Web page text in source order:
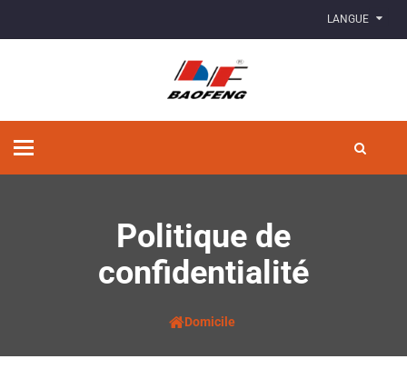
LANGUE
Basculer
Politique de
confidentialité
Domicile